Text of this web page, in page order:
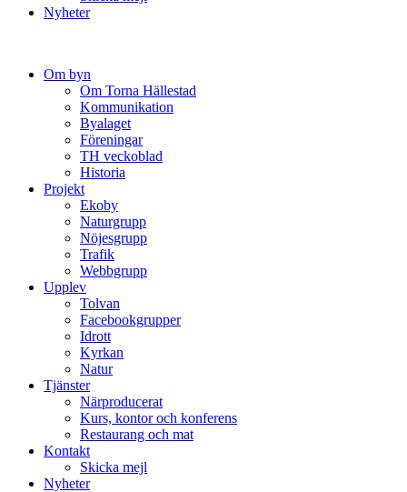
Nyheter
Om byn
Om Torna Hällestad
Kommunikation
Byalaget
Föreningar
TH veckoblad
Historia
Projekt
Ekoby
Naturgrupp
Nöjesgrupp
Trafik
Webbgrupp
Upplev
Tolvan
Facebookgrupper
Idrott
Kyrkan
Natur
Tjänster
Närproducerat
Kurs, kontor och konferens
Restaurang och mat
Kontakt
Skicka mejl
Nyheter